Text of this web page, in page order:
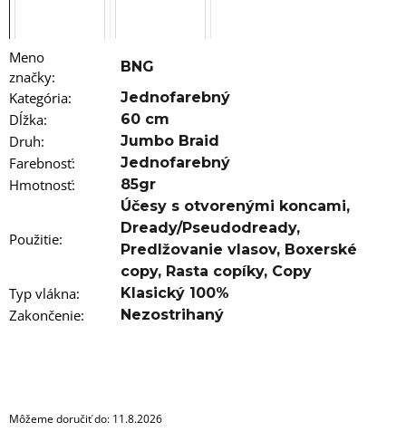
Meno
značky:
BNG
Kategória: Jednofarebný
Dĺžka: 60 cm
Druh: Jumbo Braid
Farebnosť: Jednofarebný
Hmotnosť: 85gr
Použitie:
Účesy s otvorenými koncami,
Dready/Pseudodready,
Predlžovanie vlasov, Boxerské
copy, Rasta copíky, Copy
Typ vlákna: Klasický 100%
Zakončenie: Nezostrihaný
Môžeme doručiť do: 11.8.2026
100%
JUMBO
BRAID
KANEKALON
T12/22
BRAIDORDIE